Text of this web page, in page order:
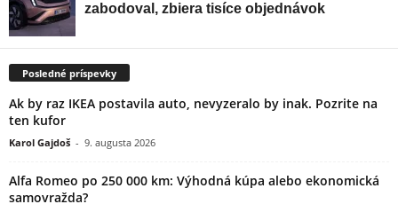
Posledné príspevky
Ak by raz IKEA postavila auto, nevyzeralo by inak. Pozrite na
ten kufor
Karol Gajdoš - 9. augusta 2026
Alfa Romeo po 250 000 km: Výhodná kúpa alebo ekonomická
samovražda?